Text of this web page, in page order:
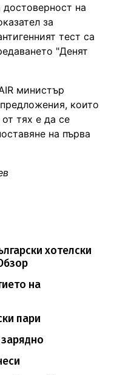
достоверност на
за
тест са
"Денят
министър
които
тях е да се
на първа
хотелски
на
пари